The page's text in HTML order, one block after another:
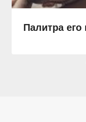
Палитра его